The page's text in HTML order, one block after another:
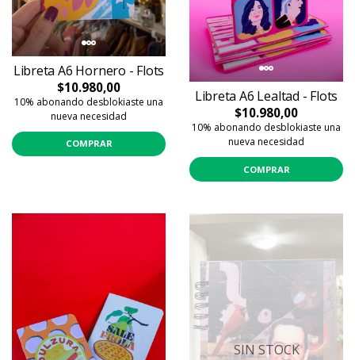
Libreta A6 Hornero - Flots
$10.980,00
10% abonando desblokiaste una
nueva necesidad
COMPRAR
Libreta A6 Lealtad - Flots
$10.980,00
10% abonando desblokiaste una
nueva necesidad
COMPRAR
SIN STOCK